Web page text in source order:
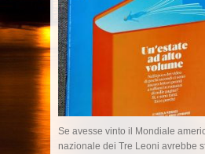
Se avesse vinto il Mondiale
nazionale dei Tre Leoni avrebbe